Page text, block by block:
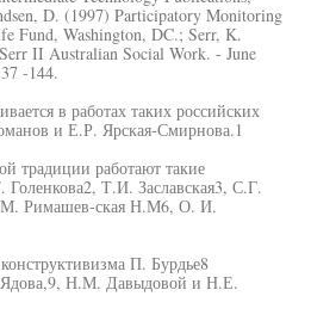
D. (1997) Participatory Monitoring
Fund, Washington, DC.; Serr, K.
II Australian Social Work. - June
-144.
в работах таких российских
и Е.Р. Ярская-Смирнова.1
традиции работают такие
Голенкова2, Т.И. Заславская3, С.Г.
Римашев-ская Н.М6, О. И.
П. Бурдье8
Ядова,9, Н.М. Давыдовой и Н.Е.